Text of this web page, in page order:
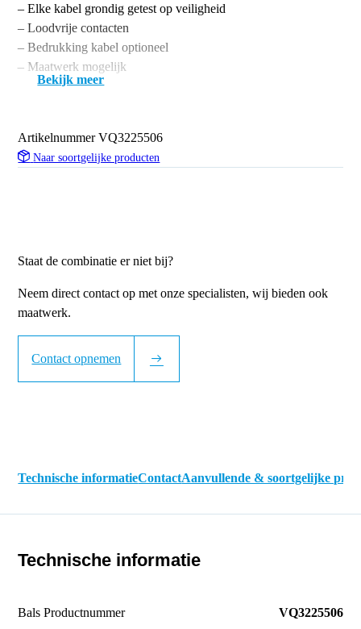
– Elke kabel grondig getest op veiligheid
– Loodvrije contacten
– Bedrukking kabel optioneel
– Maatwerk mogelijk
Bekijk meer
ArtikelnummerVQ3225506
Naar soortgelijke producten
Staat de combinatie er niet bij?
Neem direct contact op met onze specialisten, wij bieden ook
maatwerk.
Contact opnemen
Technische informatieContactAanvullende & soortgelijke
Technische informatie
Bals Productnummer VQ3225506